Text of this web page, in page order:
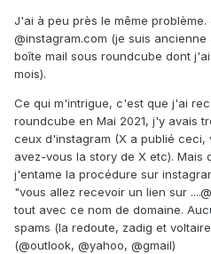
J'ai à peu près le même
@instagram.com (je suis
boîte mail sous roundcube dont
mois).
Ce qui m'intrigue, c'est que j'ai
roundcube en Mai 2021, j'y avais
ceux d'instagram (X a publié ceci,
avez-vous la story de X etc).
j'entame la procédure sur
"vous allez recevoir un lien sur
tout avec ce nom de domaine.
spams (la redoute, zadig et
(@outlook, @yahoo, @gmail)